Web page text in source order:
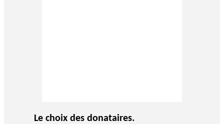
Le choix des donataires.